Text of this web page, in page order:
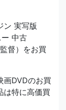
ン 実写版
中古
督）をお買
画DVDのお買
は特に高価買